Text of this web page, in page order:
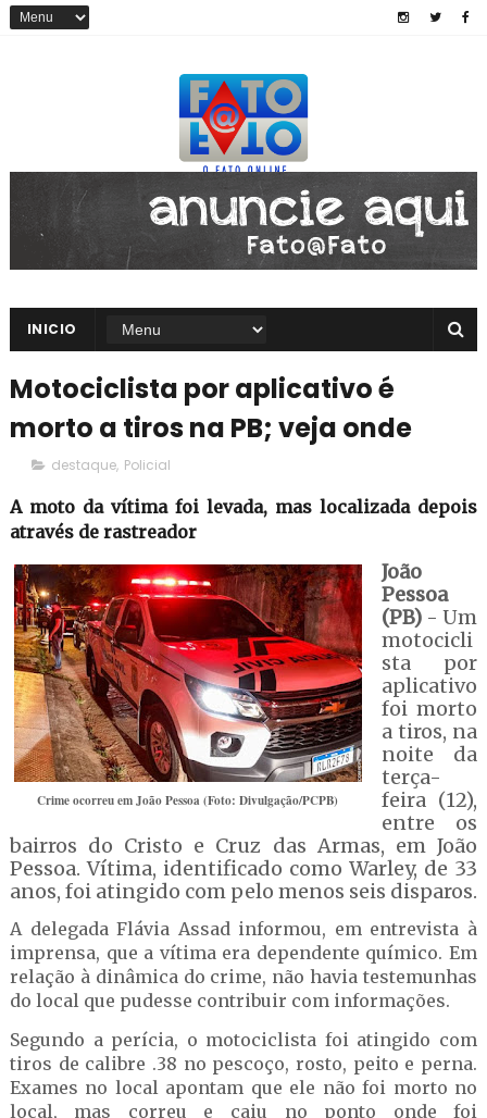
INICIO
Motociclista por aplicativo é
morto a tiros na PB; veja onde
destaque, Policial
A moto da vítima foi levada, mas localizada depois
através de rastreador
Crime ocorreu em João Pessoa (Foto: Divulgação/PCPB)
João
Pessoa
(PB)- Um
motocicli
sta por
aplicativo
foi morto
a tiros, na
noite da
terça-
feira (12),
entre os
bairros do Cristo e Cruz das Armas, em João
Pessoa. Vítima, identificado como Warley, de 33
anos, foi atingido com pelo menos seis disparos.
A delegada Flávia Assad informou, em entrevista à
imprensa, que a vítima era dependente químico. Em
relação à dinâmica do crime, não havia testemunhas
do local que pudesse contribuir com informações.
Segundo a perícia, o motociclista foi atingido com
tiros de calibre .38 no pescoço, rosto, peito e perna.
Exames no local apontam que ele não foi morto no
local, mas correu e caiu no ponto onde foi